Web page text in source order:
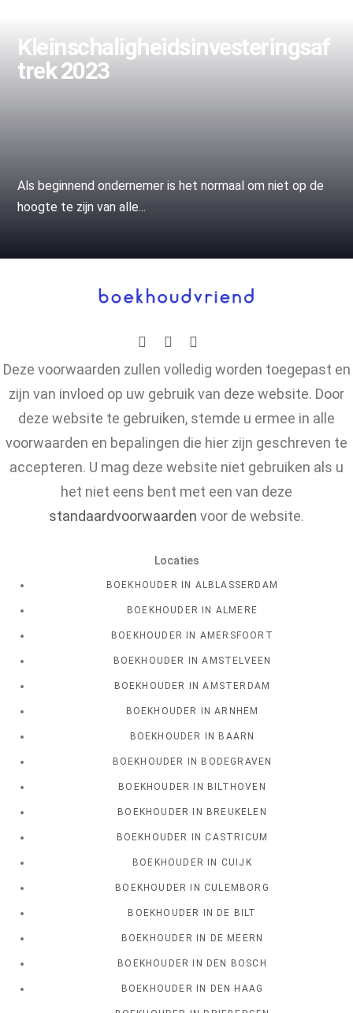
Kleinschaligheidsinvesteringsaf
trek 2023
Als beginnend ondernemer is het normaal om niet op de
hoogte te zijn van alle...
Deze voorwaarden zullen volledig worden toegepast en
zijn van invloed op uw gebruik van deze website. Door
deze website te gebruiken, stemde u ermee in alle
voorwaarden en bepalingen die hier zijn geschreven te
accepteren. U mag deze website niet gebruiken als u
het niet eens bent met een van deze
standaardvoorwaarden voor de website.
Locaties
BOEKHOUDER IN ALBLASSERDAM
BOEKHOUDER IN ALMERE
BOEKHOUDER IN AMERSFOORT
BOEKHOUDER IN AMSTELVEEN
BOEKHOUDER IN AMSTERDAM
BOEKHOUDER IN ARNHEM
BOEKHOUDER IN BAARN
BOEKHOUDER IN BODEGRAVEN
BOEKHOUDER IN BILTHOVEN
BOEKHOUDER IN BREUKELEN
BOEKHOUDER IN CASTRICUM
BOEKHOUDER IN CUIJK
BOEKHOUDER IN CULEMBORG
BOEKHOUDER IN DE BILT
BOEKHOUDER IN DE MEERN
BOEKHOUDER IN DEN BOSCH
BOEKHOUDER IN DEN HAAG